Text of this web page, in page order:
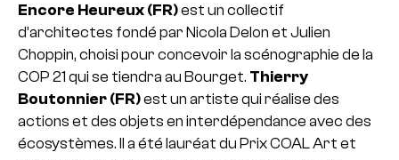
Encore Heureux (FR)est un collectif
d’architectes fondé par Nicola Delon et Julien
Choppin, choisi pour concevoir la scénographie de la
COP 21 qui se tiendra au Bourget. Thierry
Boutonnier (FR)est un artiste qui réalise des
actions et des objets en interdépendance avec des
écosystèmes. Il a été lauréat du Prix COAL Art et